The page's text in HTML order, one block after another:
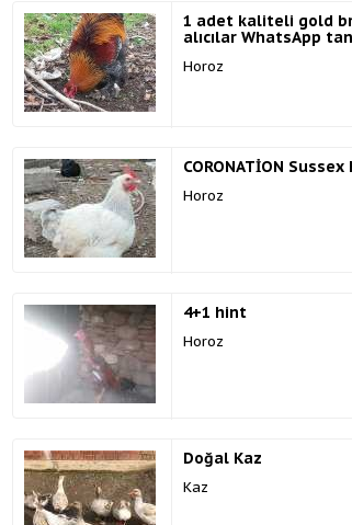
1 adet kaliteli gold
alıcılar WhatsApp tan
Horoz
CORONATİON Sussex
Horoz
4+1 hint
Horoz
Doğal Kaz
Kaz